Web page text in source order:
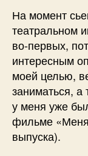
На момент
театральном
во-первых,
интересным
моей целью,
заниматься, а
у меня уже
фильме «Меня
выпуска).